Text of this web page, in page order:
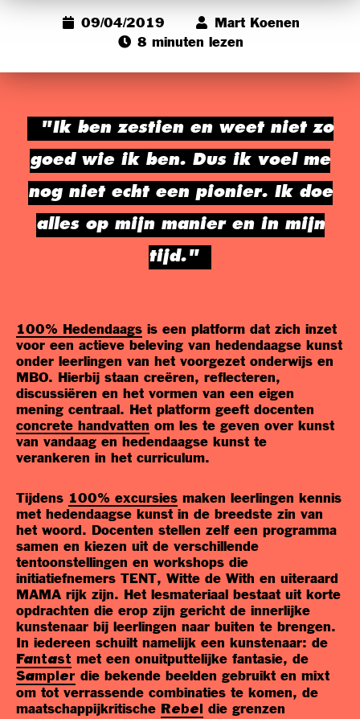
09/04/2019
Mart Koenen
8 minuten lezen
"Ik ben zestien en weet niet zo
goed wie ik ben. Dus ik voel me
nog niet echt een pionier. Ik doe
alles op mijn manier en in mijn
tijd."
100% Hedendaags is een platform dat zich inzet
voor een actieve beleving van hedendaagse kunst
onder leerlingen van het voorgezet onderwijs en
MBO. Hierbij staan creëren, reflecteren,
discussiëren en het vormen van een eigen
mening centraal. Het platform geeft docenten
concrete handvatten om les te geven over kunst
van vandaag en hedendaagse kunst te
verankeren in het curriculum.
Tijdens 100% excursies maken leerlingen kennis
met hedendaagse kunst in de breedste zin van
het woord. Docenten stellen zelf een programma
samen en kiezen uit de verschillende
tentoonstellingen en workshops die
initiatiefnemers TENT, Witte de With en uiteraard
MAMA rijk zijn. Het lesmateriaal bestaat uit korte
opdrachten die erop zijn gericht de innerlijke
kunstenaar bij leerlingen naar buiten te brengen.
In iedereen schuilt namelijk een kunstenaar: de
Fantast met een onuitputtelijke fantasie, de
Sampler die bekende beelden gebruikt en mixt
om tot verrassende combinaties te komen, de
maatschappijkritische
Rebel
die grenzen